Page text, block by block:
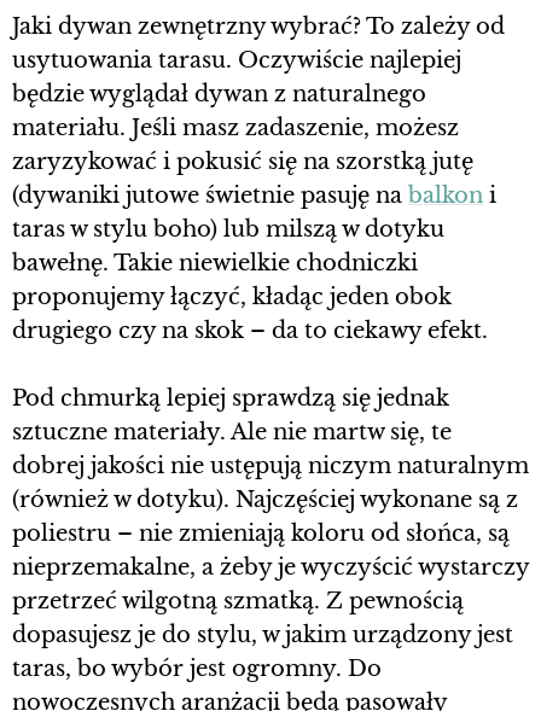
Jaki dywan zewnętrzny wybrać? To zależy od
usytuowania tarasu. Oczywiście najlepiej
będzie wyglądał dywan z naturalnego
materiału. Jeśli masz zadaszenie, możesz
zaryzykować i pokusić się na szorstką jutę
(dywaniki jutowe świetnie pasuję na balkon i
taras w stylu boho) lub milszą w dotyku
bawełnę. Takie niewielkie chodniczki
proponujemy łączyć, kładąc jeden obok
drugiego czy na skok – da to ciekawy efekt.
Pod chmurką lepiej sprawdzą się jednak
sztuczne materiały. Ale nie martw się, te
dobrej jakości nie ustępują niczym naturalnym
(również w dotyku). Najczęściej wykonane są z
poliestru – nie zmieniają koloru od słońca, są
nieprzemakalne, a żeby je wyczyścić wystarczy
przetrzeć wilgotną szmatką. Z pewnością
dopasujesz je do stylu, w jakim urządzony jest
taras, bo wybór jest ogromny. Do
nowoczesnych aranżacji będą pasowały